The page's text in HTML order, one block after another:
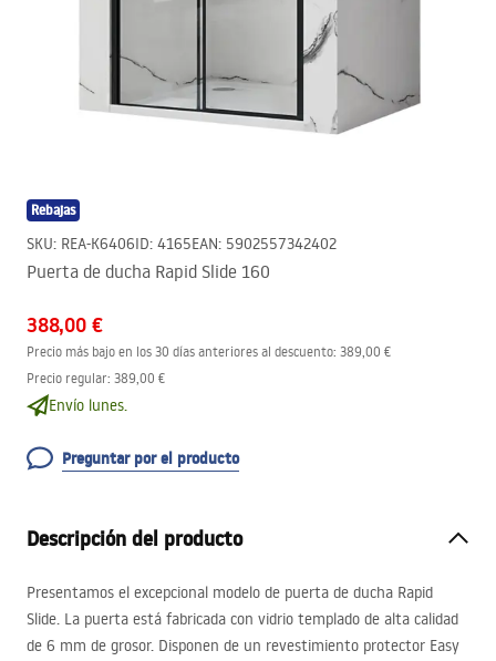
Rebajas
SKU: REA-K6406ID: 4165EAN: 5902557342402
Puerta de ducha Rapid Slide 160
388,00 €
Precio más bajo en los 30 días anteriores al descuento: 389,00 €
Precio regular: 389,00 €
Envío lunes.
Preguntar por el producto
Descripción del producto
Presentamos el excepcional modelo de puerta de ducha Rapid
Slide. La puerta está fabricada con vidrio templado de alta calidad
de 6 mm de grosor. Disponen de un revestimiento protector Easy